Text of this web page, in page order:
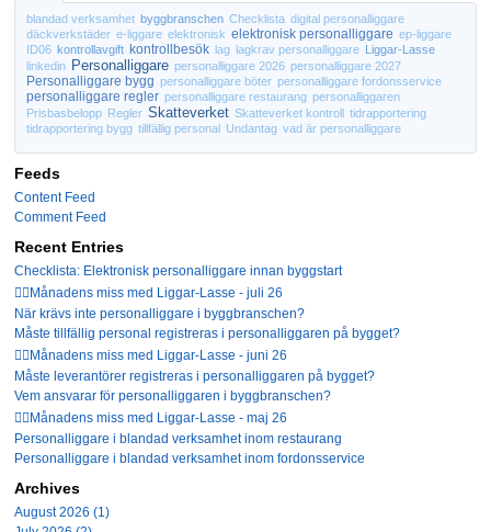
blandad verksamhet byggbranschen Checklista digital personalliggare
däckverkstäder e-liggare elektronisk elektronisk personalliggare ep-liggare
ID06 kontrollavgift kontrollbesök lag lagkrav personalliggare
Liggar-Lasse
linkedin Personalliggare personalliggare 2026 personalliggare 2027
Personalliggare bygg personalliggare böter personalliggare fordonsservice
personalliggare regler personalliggare restaurang personalliggaren
Prisbasbelopp Regler Skatteverket Skatteverket kontroll
tidrapportering
tidrapportering bygg tillfällig personal Undantag vad är personalliggare
Feeds
Content Feed
Comment Feed
Recent Entries
Checklista: Elektronisk personalliggare innan byggstart
🤦‍♂️Månadens miss med Liggar-Lasse - juli 26
När krävs inte personalliggare i byggbranschen?
Måste tillfällig personal registreras i personalliggaren på bygget?
🤦‍♂️Månadens miss med Liggar-Lasse - juni 26
Måste leverantörer registreras i personalliggaren på bygget?
Vem ansvarar för personalliggaren i byggbranschen?
🤦‍♂️Månadens miss med Liggar-Lasse - maj 26
Personalliggare i blandad verksamhet inom restaurang
Personalliggare i blandad verksamhet inom fordonsservice
Archives
August 2026 (1)